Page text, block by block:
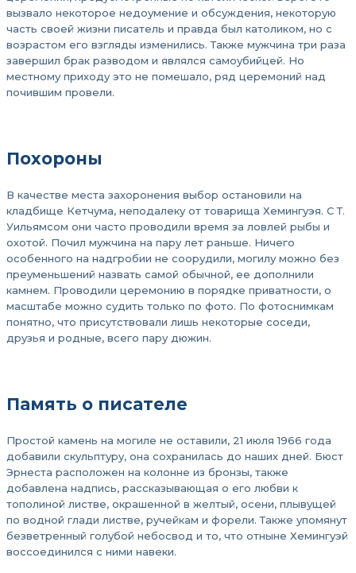
вызвало некоторое недоумение и обсуждения, некоторую
часть своей жизни писатель и правда был католиком, но с
возрастом его взгляды изменились. Также мужчина три раза
завершил брак разводом и являлся самоубийцей. Но
местному приходу это не помешало, ряд церемоний над
почившим провели.
Похороны
В качестве места захоронения выбор остановили на
кладбище Кетчума, неподалеку от товарища Хемингуэя. С Т.
Уильямсом они часто проводили время за ловлей рыбы и
охотой. Почил мужчина на пару лет раньше. Ничего
особенного на надгробии не соорудили, могилу можно без
преуменьшений назвать самой обычной, ее дополнили
камнем. Проводили церемонию в порядке приватности, о
масштабе можно судить только по фото. По фотоснимкам
понятно, что присутствовали лишь некоторые соседи,
друзья и родные, всего пару дюжин.
Память о писателе
Простой камень на могиле не оставили, 21 июля 1966 года
добавили скульптуру, она сохранилась до наших дней. Бюст
Эрнеста расположен на колонне из бронзы, также
добавлена надпись, рассказывающая о его любви к
тополиной листве, окрашенной в желтый, осени, плывущей
по водной глади листве, ручейкам и форели. Также упомянут
безветренный голубой небосвод и то, что отныне Хемингуэй
воссоединился с ними навеки.